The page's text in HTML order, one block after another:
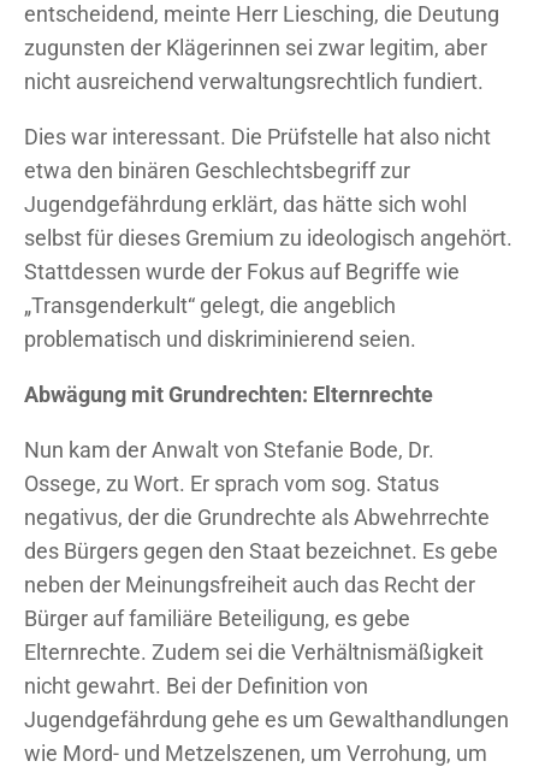
entscheidend, meinte Herr Liesching, die Deutung
zugunsten der Klägerinnen sei zwar legitim, aber
nicht ausreichend verwaltungsrechtlich fundiert.
Dies war interessant. Die Prüfstelle hat also nicht
etwa den binären Geschlechtsbegriff zur
Jugendgefährdung erklärt, das hätte sich wohl
selbst für dieses Gremium zu ideologisch angehört.
Stattdessen wurde der Fokus auf Begriffe wie
„Transgenderkult“ gelegt, die angeblich
problematisch und diskriminierend seien.
Abwägung mit Grundrechten: Elternrechte
Nun kam der Anwalt von Stefanie Bode, Dr.
Ossege, zu Wort. Er sprach vom sog. Status
negativus, der die Grundrechte als Abwehrrechte
des Bürgers gegen den Staat bezeichnet. Es gebe
neben der Meinungsfreiheit auch das Recht der
Bürger auf familiäre Beteiligung, es gebe
Elternrechte. Zudem sei die Verhältnismäßigkeit
nicht gewahrt. Bei der Definition von
Jugendgefährdung gehe es um Gewalthandlungen
wie Mord- und Metzelszenen, um Verrohung, um